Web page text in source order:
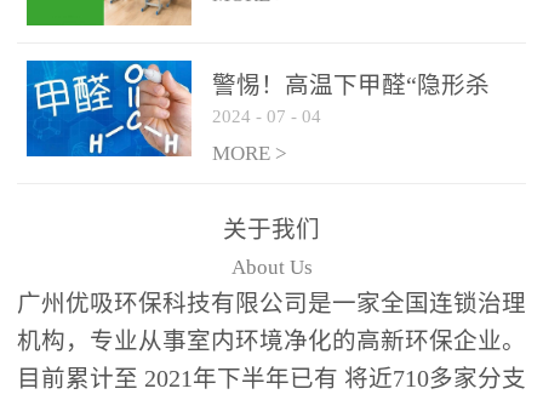
警惕！高温下甲醛“隐形杀
手”来袭，你的家安全吗？
2024 - 07 - 04
MORE >
关于我们
About Us
广州优吸环保科技有限公司是一家全国连锁治理
机构，专业从事室内环境净化的高新环保企业。
目前累计至 2021年下半年已有 将近710多家分支